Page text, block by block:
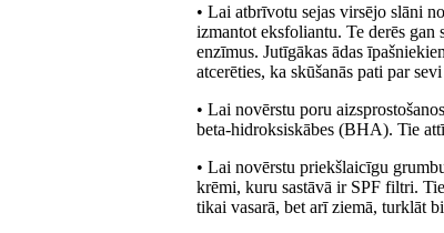
• Lai atbrīvotu sejas virsējo slāni
izmantot eksfoliantu. Te derēs gan
enzīmus. Jutīgākas ādas
atcerēties, ka skūšanās pati par
• Lai novērstu poru
beta-hidroksiskābes (BHA). Tie
• Lai novērstu priekšlaicīgu
krēmi, kuru sastāvā ir SPF filtri.
tikai vasarā, bet arī ziemā, turklāt